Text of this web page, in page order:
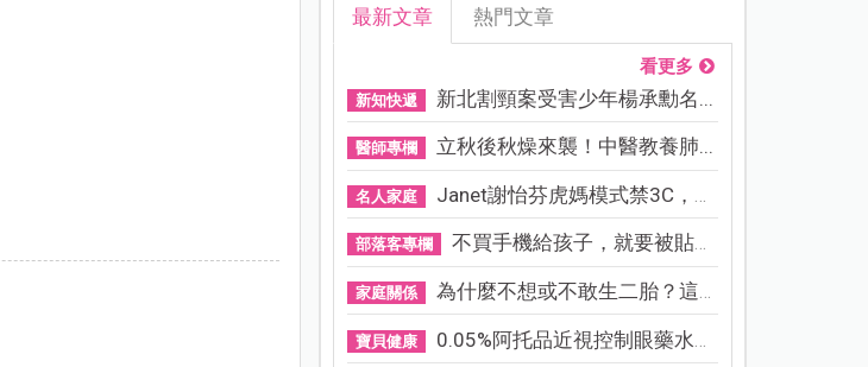
最新文章 熱門文章
看更多
新知快遞 新北割頸案受害少年楊承勳名...
醫師專欄 立秋後秋燥來襲！中醫教養肺...
名人家庭 Janet謝怡芬虎媽模式禁3C，看...
部落客專欄 不買手機給孩子，就要被貼「...
家庭關係 為什麼不想或不敢生二胎？這8...
寶貝健康 0.05%阿托品近視控制眼藥水納...